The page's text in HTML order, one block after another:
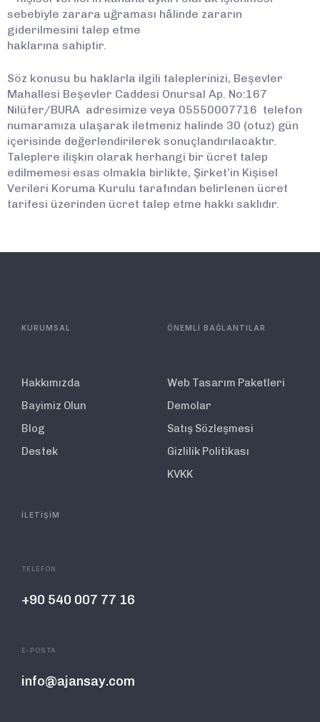
sebebiyle zarara uğraması hâlinde zararın
giderilmesini talep etme
haklarına sahiptir.
Söz konusu bu haklarla ilgili taleplerinizi, Beşevler
Mahallesi Beşevler Caddesi Onursal Ap. No:167
Nilüfer/BURA adresimize veya 05550007716 telefon
numaramıza ulaşarak iletmeniz halinde 30 (otuz) gün
içerisinde değerlendirilerek sonuçlandırılacaktır.
Taleplere ilişkin olarak herhangi bir ücret talep
edilmemesi esas olmakla birlikte, Şirket’in Kişisel
Verileri Koruma Kurulu tarafından belirlenen ücret
tarifesi üzerinden ücret talep etme hakkı saklıdır.
KURUMSAL
Hakkımızda
Bayimiz Olun
Blog
Destek
ÖNEMLİ BAĞLANTILAR
Web Tasarım Paketleri
Demolar
Satış Sözleşmesi
Gizlilik Politikası
KVKK
İLETİŞİM
TELEFON
+90 540 007 77 16
E-POSTA
info@ajansay.com